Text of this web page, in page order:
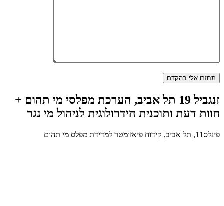
זנגביל 19 תל אביב, הערכת מפלסי מי תהום +
חוות דעת ותוכנית הידרולוגית לניהול מי נגר
פינלס11, תל אביב, קידוח פיאזומטר למדידת מפלס מי תהום